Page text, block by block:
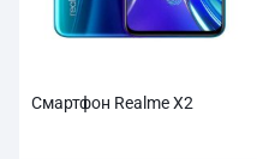
Смартфон Realme X2